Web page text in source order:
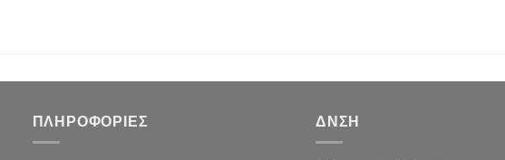
ΠΛΗΡΟΦΟΡΊΕΣ ΔΝΣΗ